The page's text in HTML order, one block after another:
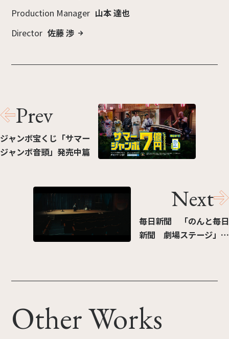
Production Manager 山本 達也
Director 佐藤 渉
Prev
ジャンボ宝くじ「サマー
ジャンボ音頭」発売中篇
Next
毎日新聞 「のんと毎日
新聞 劇場ステージ」篇
Other Works